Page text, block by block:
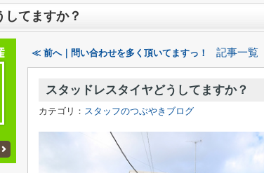
してますか？
≪ 前へ｜問い合わせを多く頂いてますっ！ 記事一覧
スタッドレスタイヤどうしてますか？
カテゴリ： スタッフのつぶやきブログ